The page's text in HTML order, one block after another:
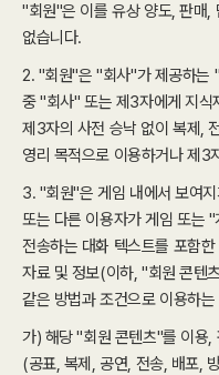
"회원"은 이를 유상 양도, 판매,
없습니다.
2. "회원"은 "회사"가 제공하는
중 "회사" 또는 제3자에게 지식
제3자의 사전 승낙 없이 복제,
영리 목적으로 이용하거나 제3
3. "회원"은 게임 내에서 보여
또는 다른 이용자가 게임 또는
전송하는 대화 텍스트를 포함
자료 및 정보(이하, "회원 콘텐
같은 방법과 조건으로 이용하
가) 해당 "회원 콘텐츠"를 이용,
(공표, 복제, 공연, 전송, 배포,